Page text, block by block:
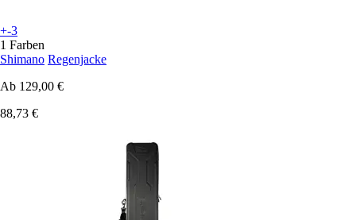
+-3
1 Farben
Shimano Regenjacke
Ab 129,00 €
88,73 €